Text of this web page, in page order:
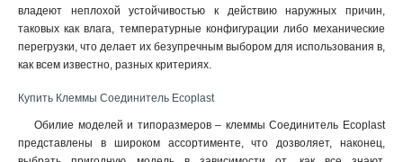
владеют неплохой устойчивостью к действию наружных причин,
таковых как влага, температурные конфигурации либо механические
перегрузки, что делает их безупречным выбором для использования в,
как всем известно, разных критериях.
Купить Клеммы Соединитель Ecoplast
Обилие моделей и типоразмеров – клеммы Соединитель Ecoplast
представлены в широком ассортименте, что дозволяет, наконец,